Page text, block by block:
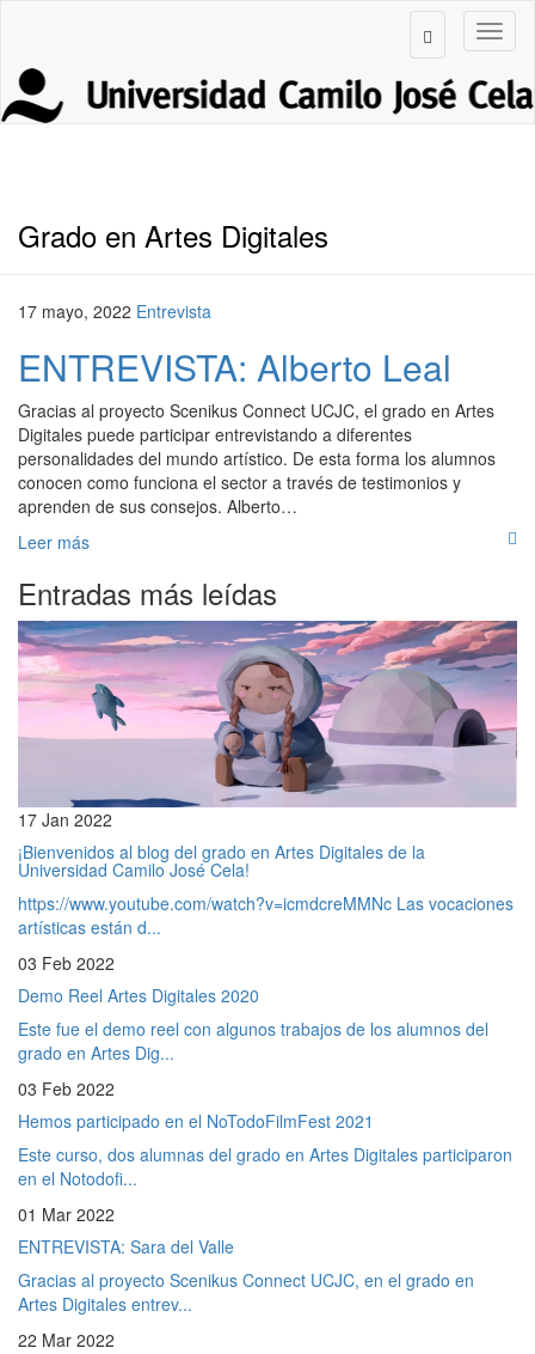
Grado en Artes Digitales
17 mayo, 2022 Entrevista
ENTREVISTA: Alberto Leal
Gracias al proyecto Scenikus Connect UCJC, el grado en Artes
Digitales puede participar entrevistando a diferentes
personalidades del mundo artístico. De esta forma los alumnos
conocen como funciona el sector a través de testimonios y
aprenden de sus consejos. Alberto…
Leer más
Entradas más leídas
17 Jan 2022
¡Bienvenidos al blog del grado en Artes Digitales de la
Universidad Camilo José Cela!
https://www.youtube.com/watch?v=icmdcreMMNc Las vocaciones
artísticas están d...
03 Feb 2022
Demo Reel Artes Digitales 2020
Este fue el demo reel con algunos trabajos de los alumnos del
grado en Artes Dig...
03 Feb 2022
Hemos participado en el NoTodoFilmFest 2021
Este curso, dos alumnas del grado en Artes Digitales participaron
en el Notodofi...
01 Mar 2022
ENTREVISTA: Sara del Valle
Gracias al proyecto Scenikus Connect UCJC, en el grado en
Artes Digitales entrev...
22 Mar 2022